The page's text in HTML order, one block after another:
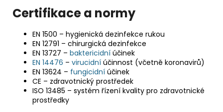
Certifikace a normy
EN 1500 – hygienická dezinfekce rukou
EN 12791 – chirurgická dezinfekce
EN 13727 – baktericidní účinek
EN 14476 – virucidní účinnost (včetně koronavirů)
EN 13624 – fungicidní účinek
CE – zdravotnický prostředek
ISO 13485 – systém řízení kvality pro zdravotnické
prostředky